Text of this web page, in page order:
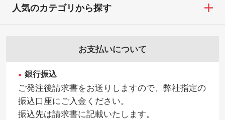
お支払いについて
銀行振込
ご発注後請求書をお送りしますので、弊社指定の
振込口座にご入金ください。
振込先は請求書に記載いたします。
人気のカテゴリから探す